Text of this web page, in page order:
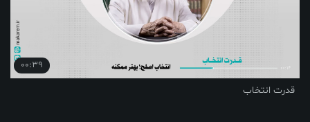
00:39
قدرت انتخاب